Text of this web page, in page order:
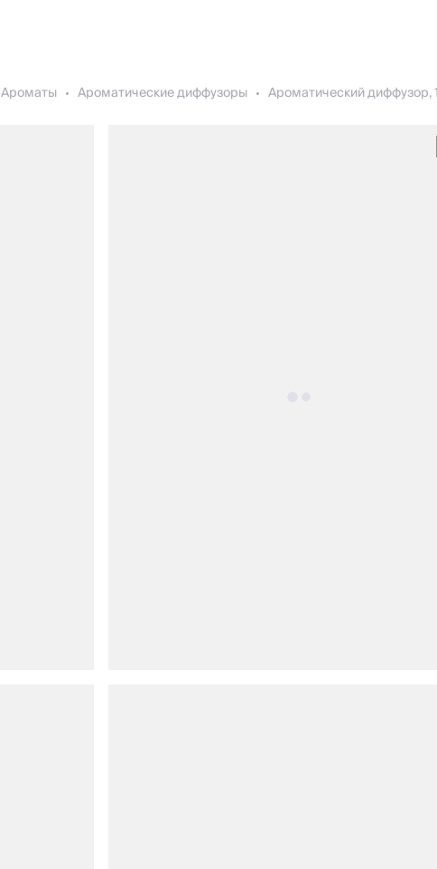
Ароматы Ароматические диффузоры Ароматический диффузор,